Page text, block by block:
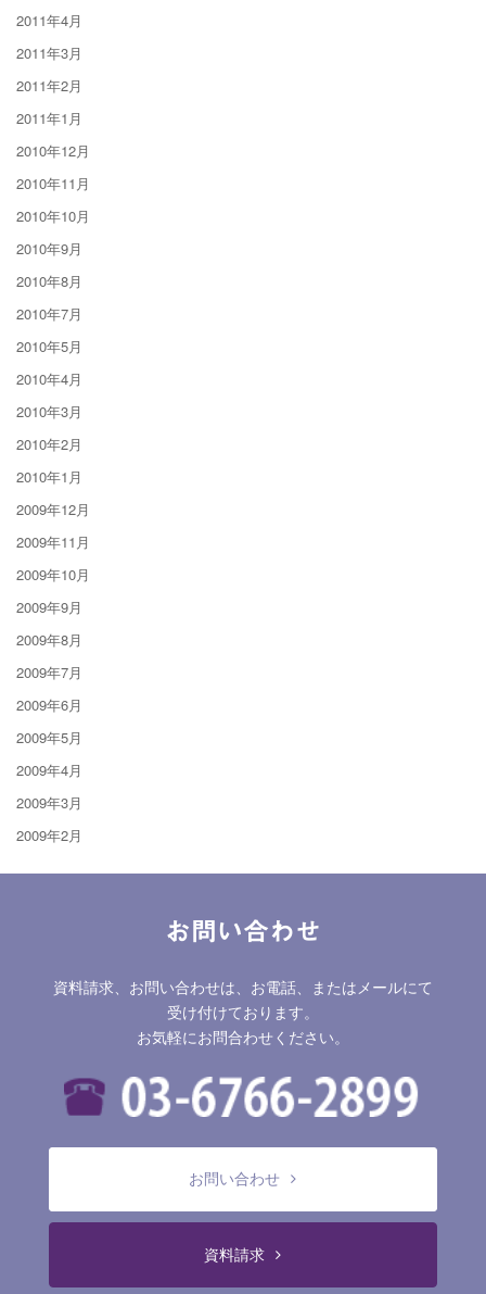
2011年4月
2011年3月
2011年2月
2011年1月
2010年12月
2010年11月
2010年10月
2010年9月
2010年8月
2010年7月
2010年5月
2010年4月
2010年3月
2010年2月
2010年1月
2009年12月
2009年11月
2009年10月
2009年9月
2009年8月
2009年7月
2009年6月
2009年5月
2009年4月
2009年3月
2009年2月
お問い合わせ
資料請求、お問い合わせは、お電話、またはメールにて
受け付けております。
お気軽にお問合わせください。
お問い合わせ
資料請求